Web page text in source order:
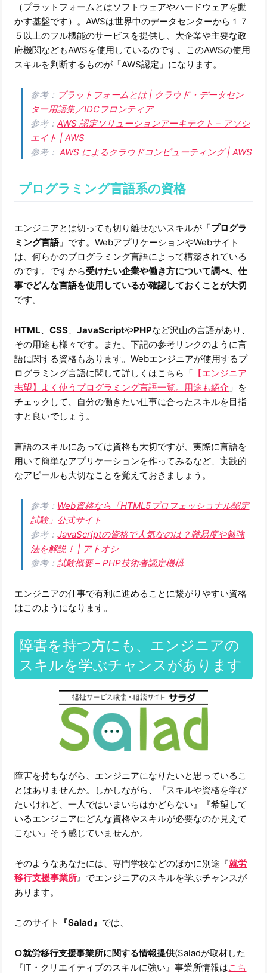
（プラットフォームとはソフトウェアやハードウェアを動
かす基盤です）。AWSは世界中のデータセンターから１７
５以上のフル機能のサービスを提供し、大企業や主要な政
府機関などもAWSを使用しているのです。このAWSの使用
スキルを判断するものが「AWS認定」になります。
参考： プラットフォームとは | クラウド・データセン
ター用語集／IDCフロンティア
参考：AWS 認定ソリューションアーキテクト – アソシ
エイト | AWS
参考： AWS によるクラウドコンピューティング | AWS
プログラミング言語系の資格
エンジニアとは切っても切り離せないスキルが「プログラ
ミング言語」です。WebアプリケーションやWebサイト
は、何らかのプログラミング言語によって構築されている
のです。ですから受けたい企業や働き方について調べ、仕
事でどんな言語を使用しているか確認しておくことが大切
です。
HTML 、CSS 、JavaScriptやPHPなど沢山の言語があり、
その用途も様々です。また、下記の参考リンクのように言
語に関する資格もあります。Webエンジニアが使用するプ
ログラミング言語に関して詳しくはこちら「 【エンジニア
志望】よく使うプログラミング言語一覧。用途も紹介 」を
チェックして、自分の働きたい仕事に合ったスキルを目指
すと良いでしょう。
言語のスキルにあっては資格も大切ですが、実際に言語を
用いて簡単なアプリケーションを作ってみるなど、実践的
なアピールも大切なことを覚えておきましょう。
参考： Web資格なら「HTML5プロフェッショナル認定
試験」公式サイト
参考：JavaScriptの資格で人気なのは？難易度や勉強
法を解説！ | アトオシ
参考：試験概要 – PHP技術者認定機構
エンジニアの仕事で有利に進めることに繋がりやすい資格
はこのようになります。
障害を持つ方にも、エンジニアの
スキルを学ぶチャンスがあります
障害を持ちながら、エンジニアになりたいと思っているこ
とはありませんか。しかしながら、『スキルや資格を学び
たいけれど、一人ではいまいちはかどらない』『希望して
いるエンジニアにどんな資格やスキルが必要なのか見えて
こない』そう感じていませんか。
そのようなあなたには、専門学校などのほかに別途『就労
移行支援事業所 』でエンジニアのスキルを学ぶチャンスが
あります。
このサイト 『Salad』 では、
○就労移行支援事業所に関する情報提供(Saladが取材した
『IT・クリエイティブのスキルに強い』事業所情報はこち